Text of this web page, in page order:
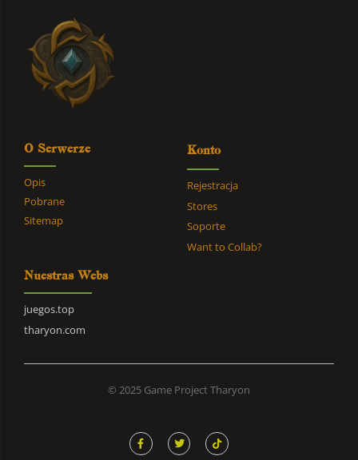
O Serwerze
Opis
Pobrane
Sitemap
Konto
Rejestracja
Stores
Soporte
Want to Collab?
Nuestras Webs
juegos.top
tharyon.com
© 2025 Game Project Tharyon
F
a
c
T
w
i
T
i
k